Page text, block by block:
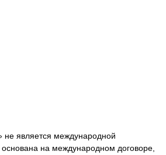
не является международной
на международном договоре,